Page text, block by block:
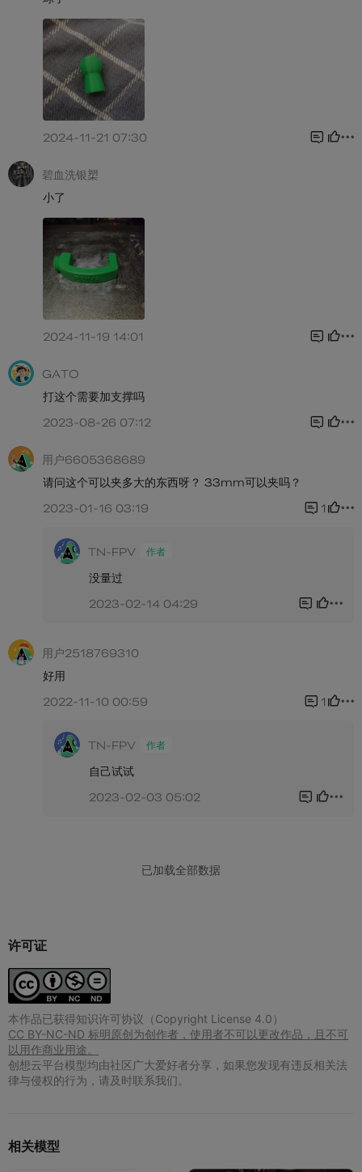
许可证
本作品已获得知识许可协议（Copyright License 4.0）
CC BY-NC-ND 标明原创为创作者，使用者不可以更改作品，且不可
以用作商业用途。
创想云平台模型均由社区广大爱好者分享，如果您发现有违反相关法
律与侵权的行为，请及时联系我们。
相关模型